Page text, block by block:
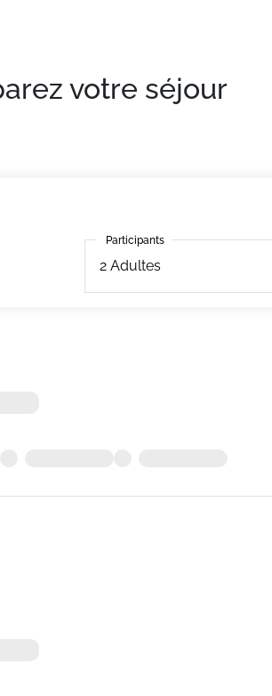
votre séjour
Participants
2 Adultes
Participants